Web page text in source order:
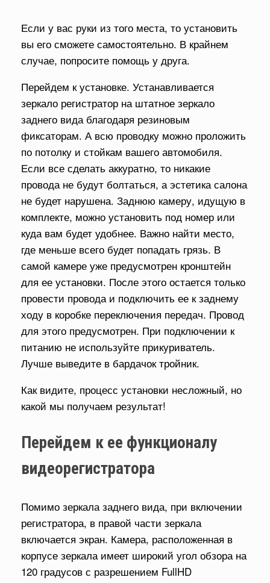
Если у вас руки из того места, то установить
вы его сможете самостоятельно. В крайнем
случае, попросите помощь у друга.
Перейдем к установке. Устанавливается
зеркало регистратор на штатное зеркало
заднего вида благодаря резиновым
фиксаторам. А всю проводку можно проложить
по потолку и стойкам вашего автомобиля.
Если все сделать аккуратно, то никакие
провода не будут болтаться, а эстетика салона
не будет нарушена. Заднюю камеру, идущую в
комплекте, можно установить под номер или
куда вам будет удобнее. Важно найти место,
где меньше всего будет попадать грязь. В
самой камере уже предусмотрен кронштейн
для ее установки. После этого остается только
провести провода и подключить ее к заднему
ходу в коробке переключения передач. Провод
для этого предусмотрен. При подключении к
питанию не используйте прикуриватель.
Лучше выведите в бардачок тройник.
Как видите, процесс установки несложный, но
какой мы получаем результат!
Перейдем к ее функционалу
видеорегистратора
Помимо зеркала заднего вида, при включении
регистратора, в правой части зеркала
включается экран. Камера, расположенная в
корпусе зеркала имеет широкий угол обзора на
120 градусов с разрешением FullHD